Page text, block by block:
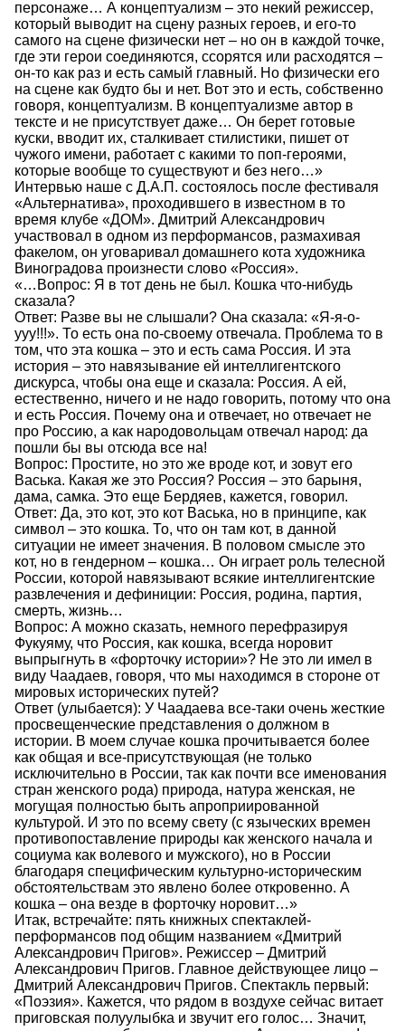
персонаже… А концептуализм – это некий режиссер,
который выводит на сцену разных героев, и его-то
самого на сцене физически нет – но он в каждой точке,
где эти герои соединяются, ссорятся или расходятся –
он-то как раз и есть самый главный. Но физически его
на сцене как будто бы и нет. Вот это и есть, собственно
говоря, концептуализм. В концептуализме автор в
тексте и не присутствует даже… Он берет готовые
куски, вводит их, сталкивает стилистики, пишет от
чужого имени, работает с какими то поп-героями,
которые вообще то существуют и без него…»
Интервью наше с Д.А.П. состоялось после фестиваля
«Альтернатива», проходившего в известном в то
время клубе «ДОМ». Дмитрий Александрович
участвовал в одном из перформансов, размахивая
факелом, он уговаривал домашнего кота художника
Виноградова произнести слово «Россия».
«…Вопрос: Я в тот день не был. Кошка что-нибудь
сказала?
Ответ: Разве вы не слышали? Она сказала: «Я-я-о-
ууу!!!». То есть она по-своему отвечала. Проблема то в
том, что эта кошка – это и есть сама Россия. И эта
история – это навязывание ей интеллигентского
дискурса, чтобы она еще и сказала: Россия. А ей,
естественно, ничего и не надо говорить, потому что она
и есть Россия. Почему она и отвечает, но отвечает не
про Россию, а как народовольцам отвечал народ: да
пошли бы вы отсюда все на!
Вопрос: Простите, но это же вроде кот, и зовут его
Васька. Какая же это Россия? Россия – это барыня,
дама, самка. Это еще Бердяев, кажется, говорил.
Ответ: Да, это кот, это кот Васька, но в принципе, как
символ – это кошка. То, что он там кот, в данной
ситуации не имеет значения. В половом смысле это
кот, но в гендерном – кошка… Он играет роль телесной
России, которой навязывают всякие интеллигентские
развлечения и дефиниции: Россия, родина, партия,
смерть, жизнь…
Вопрос: А можно сказать, немного перефразируя
Фукуяму, что Россия, как кошка, всегда норовит
выпрыгнуть в «форточку истории»? Не это ли имел в
виду Чаадаев, говоря, что мы находимся в стороне от
мировых исторических путей?
Ответ (улыбается): У Чаадаева все-таки очень жесткие
просвещенческие представления о должном в
истории. В моем случае кошка прочитывается более
как общая и все-присутствующая (не только
исключительно в России, так как почти все именования
стран женского рода) природа, натура женская, не
могущая полностью быть апроприированной
культурой. И это по всему свету (с языческих времен
противопоставление природы как женского начала и
социума как волевого и мужского), но в России
благодаря специфическим культурно-историческим
обстоятельствам это явлено более откровенно. А
кошка – она везде в форточку норовит…»
Итак, встречайте: пять книжных спектаклей-
перформансов под общим названием «Дмитрий
Александрович Пригов». Режиссер – Дмитрий
Александрович Пригов. Главное действующее лицо –
Дмитрий Александрович Пригов. Спектакль первый:
«Поэзия». Кажется, что рядом в воздухе сейчас витает
приговская полуулыбка и звучит его голос… Значит,